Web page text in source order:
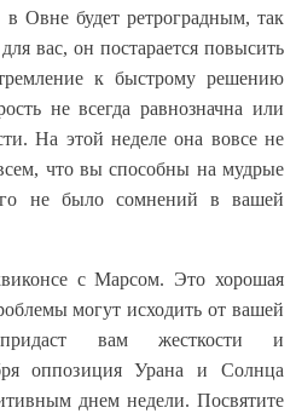
Овне будет ретроградным, так
вас, он постарается повысить
к быстрому решению
не всегда равнозначна или
На этой неделе она вовсе не
что вы способны на мудрые
не было сомнений в вашей
с Марсом. Это хорошая
могут исходить от вашей
вам жесткости и
оппозиция Урана и Солнца
днем недели. Посвятите